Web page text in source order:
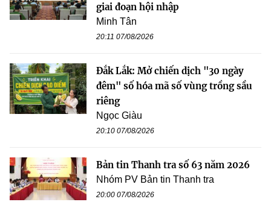
giai đoạn hội nhập
Minh Tân
20:11 07/08/2026
Đắk Lắk: Mở chiến dịch "30 ngày
đêm" số hóa mã số vùng trồng sầu
riêng
Ngọc Giàu
20:10 07/08/2026
Bản tin Thanh tra số 63 năm 2026
Nhóm PV Bản tin Thanh tra
20:00 07/08/2026